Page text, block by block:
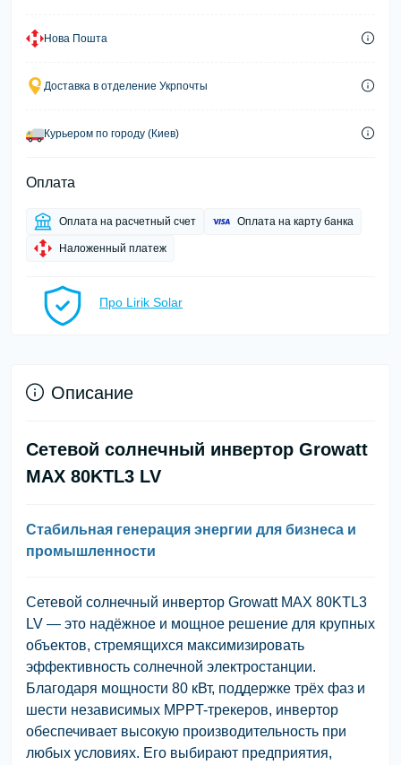
Нова Пошта
Доставка в отделение Укрпочты
Курьером по городу (Киев)
Оплата
Оплата на расчетный счет Оплата на карту банка
Наложенный платеж
Про Lirik Solar
Описание
Сетевой солнечный инвертор Growatt
MAX 80KTL3 LV
Стабильная генерация энергии для бизнеса и
промышленности
Сетевой солнечный инвертор Growatt MAX 80KTL3
LV — это надёжное и мощное решение для крупных
объектов, стремящихся максимизировать
эффективность солнечной электростанции.
Благодаря мощности 80 кВт, поддержке трёх фаз и
шести независимых MPPT-трекеров, инвертор
обеспечивает высокую производительность при
любых условиях. Его выбирают предприятия,